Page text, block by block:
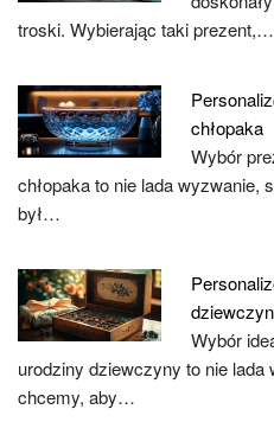
troski. Wybierając taki prezent,…
chłopaka
Wybór
chłopaka to nie lada wyzwanie,
był…
Wybór
urodziny dziewczyny to nie lada
chcemy, aby…